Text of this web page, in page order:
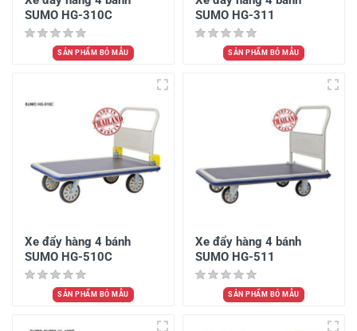
SUMO HG-310C
SẢN PHẨM BỎ MẪU
SUMO HG-311
SẢN PHẨM BỎ MẪU
Xe đẩy hàng 4 bánh
SUMO HG-510C
SẢN PHẨM BỎ MẪU
Xe đẩy hàng 4 bánh
SUMO HG-511
SẢN PHẨM BỎ MẪU